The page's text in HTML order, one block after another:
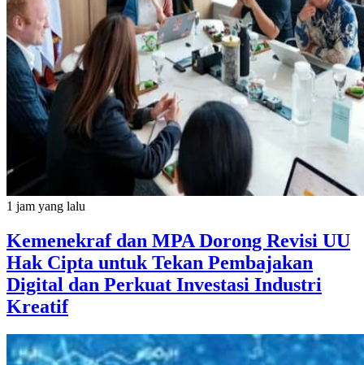
1 jam yang lalu
Kemenekraf dan MPA Dorong Revisi UU
Hak Cipta untuk Tekan Pembajakan
Digital dan Perkuat Investasi Industri
Kreatif